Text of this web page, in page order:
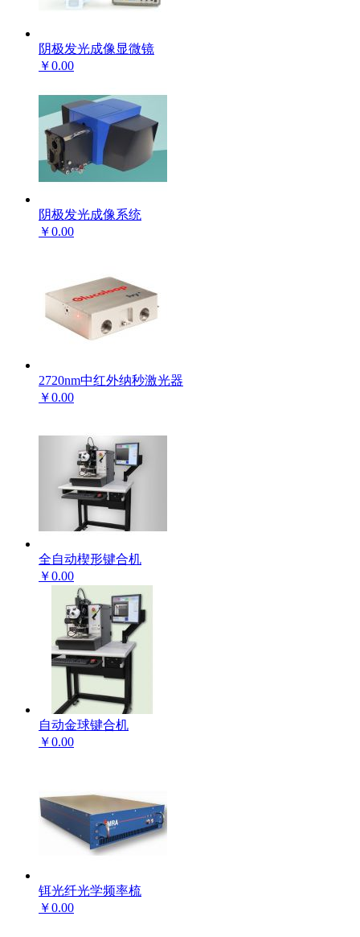
阴极发光成像显微镜
￥0.00
阴极发光成像系统
￥0.00
2720nm中红外纳秒激光器
￥0.00
全自动楔形键合机
￥0.00
自动金球键合机
￥0.00
铒光纤光学频率梳
￥0.00